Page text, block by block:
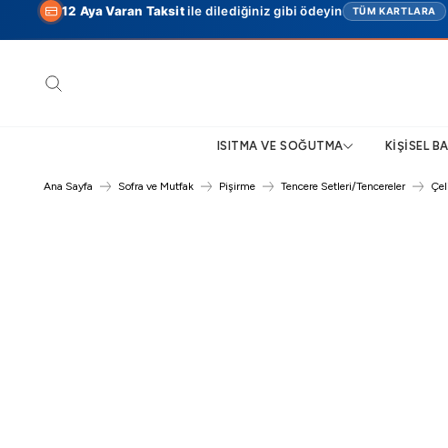
12 Aya Varan Taksitile dilediğiniz gibi ödeyin TÜM KARTLARA
ISITMA VE SOĞUTMA KIŞISEL
Ana Sayfa Sofra ve Mutfak Pişirme Tencere Setleri/Tencereler